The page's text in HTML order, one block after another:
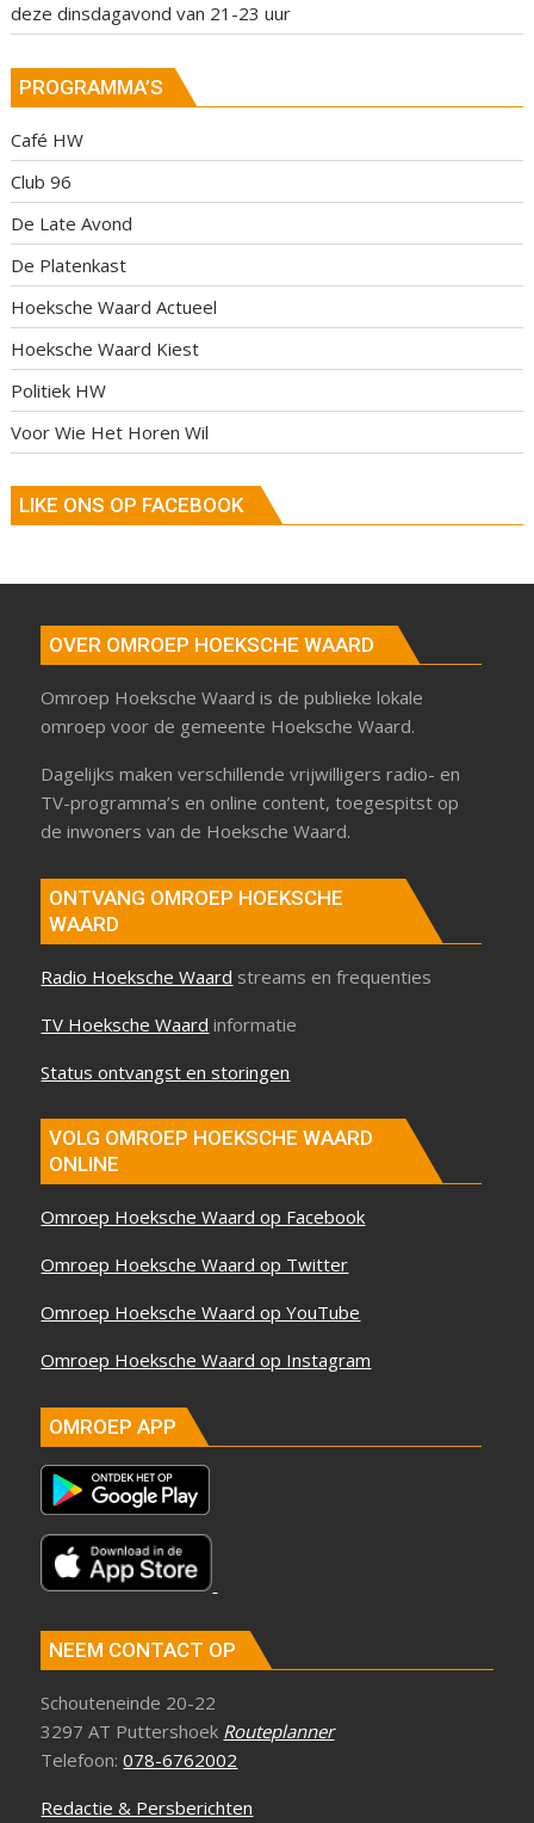
deze dinsdagavond van 21-23 uur
PROGRAMMA’S
Café HW
Club 96
De Late Avond
De Platenkast
Hoeksche Waard Actueel
Hoeksche Waard Kiest
Politiek HW
Voor Wie Het Horen Wil
LIKE ONS OP FACEBOOK
OVER OMROEP HOEKSCHE WAARD
Omroep Hoeksche Waard is de publieke lokale
omroep voor de gemeente Hoeksche Waard.
Dagelijks maken verschillende vrijwilligers radio- en
TV-programma’s en online content, toegespitst op
de inwoners van de Hoeksche Waard.
ONTVANG OMROEP HOEKSCHE
WAARD
Radio Hoeksche Waard streams en frequenties
TV Hoeksche Waard informatie
Status ontvangst en storingen
VOLG OMROEP HOEKSCHE WAARD
ONLINE
Omroep Hoeksche Waard op Facebook
Omroep Hoeksche Waard op Twitter
Omroep Hoeksche Waard op YouTube
Omroep Hoeksche Waard op Instagram
OMROEP APP
NEEM CONTACT OP
Schouteneinde 20-22
3297 AT Puttershoek Routeplanner
Telefoon:078-6762002
Redactie & Persberichten